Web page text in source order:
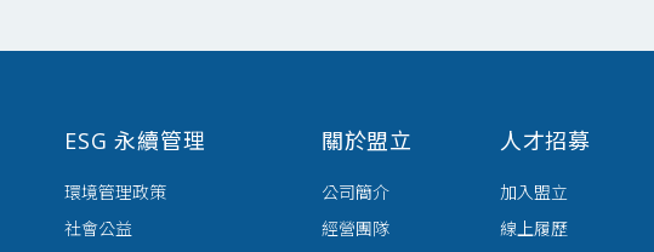
ESG 永續管理
環境管理政策
社會公益
關於盟立
公司簡介
經營團隊
人才招募
加入盟立
線上履歷